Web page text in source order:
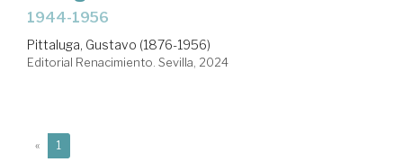
1944-1956
Pittaluga, Gustavo (1876-1956)
Editorial Renacimiento. Sevilla, 2024
« 1